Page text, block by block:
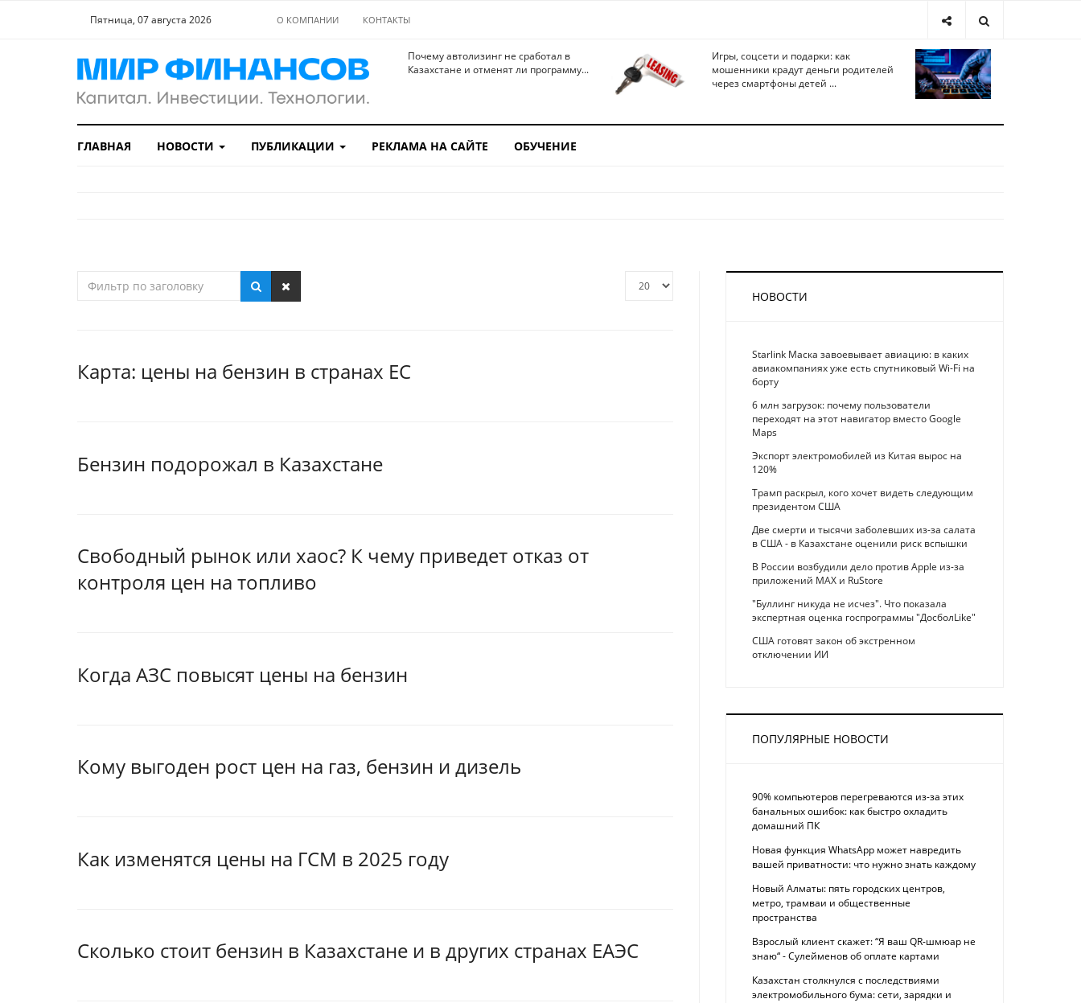
Пятница, 07 августа 2026 О КОМПАНИИ КОНТАКТЫ
Почему автолизинг не сработал в
Казахстане и отменят ли программу...
Игры, соцсети и подарки: как
мошенники крадут деньги родителей
через смартфоны детей ...
ГЛАВНАЯ НОВОСТИ ПУБЛИКАЦИИ РЕКЛАМА НА САЙТЕ ОБУЧЕНИЕ
Карта: цены на бензин в странах ЕС
Бензин подорожал в Казахстане
Свободный рынок или хаос? К чему приведет отказ от
контроля цен на топливо
Когда АЗС повысят цены на бензин
Кому выгоден рост цен на газ, бензин и дизель
Как изменятся цены на ГСМ в 2025 году
Сколько стоит бензин в Казахстане и в других странах ЕАЭС
НОВОСТИ
Starlink Маска завоевывает авиацию: в каких
авиакомпаниях уже есть спутниковый Wi-Fi на
борту
6 млн загрузок: почему пользователи
переходят на этот навигатор вместо Google
Maps
Экспорт электромобилей из Китая вырос на
120%
Трамп раскрыл, кого хочет видеть следующим
президентом США
Две смерти и тысячи заболевших из-за салата
в США - в Казахстане оценили риск вспышки
В России возбудили дело против Apple из-за
приложений MAX и RuStore
"Буллинг никуда не исчез". Что показала
экспертная оценка госпрограммы "ДосболLike"
США готовят закон об экстренном
отключении ИИ
ПОПУЛЯРНЫЕ НОВОСТИ
90% компьютеров перегреваются из-за этих
банальных ошибок: как быстро охладить
домашний ПК
Новая функция WhatsApp может навредить
вашей приватности: что нужно знать каждому
Новый Алматы: пять городских центров,
метро, трамваи и общественные
пространства
Взрослый клиент скажет: “Я ваш QR-шмюар не
знаю“ - Сулейменов об оплате картами
Казахстан столкнулся с последствиями
электромобильного бума: сети, зарядки и